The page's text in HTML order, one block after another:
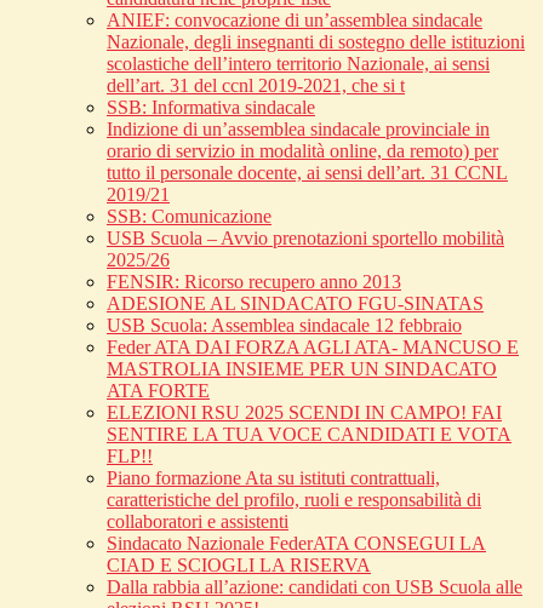
ANIEF: convocazione di un’assemblea sindacale
Nazionale, degli insegnanti di sostegno delle istituzioni
scolastiche dell’intero territorio Nazionale, ai sensi
dell’art. 31 del ccnl 2019-2021, che si t
SSB: Informativa sindacale
Indizione di un’assemblea sindacale provinciale in
orario di servizio in modalità online, da remoto) per
tutto il personale docente, ai sensi dell’art. 31 CCNL
2019/21
SSB: Comunicazione
USB Scuola – Avvio prenotazioni sportello mobilità
2025/26
FENSIR: Ricorso recupero anno 2013
ADESIONE AL SINDACATO FGU-SINATAS
USB Scuola: Assemblea sindacale 12 febbraio
Feder ATA DAI FORZA AGLI ATA- MANCUSO E
MASTROLIA INSIEME PER UN SINDACATO
ATA FORTE
ELEZIONI RSU 2025 SCENDI IN CAMPO! FAI
SENTIRE LA TUA VOCE CANDIDATI E VOTA
FLP!!
Piano formazione Ata su istituti contrattuali,
caratteristiche del profilo, ruoli e responsabilità di
collaboratori e assistenti
Sindacato Nazionale FederATA CONSEGUI LA
CIAD E SCIOGLI LA RISERVA
Dalla rabbia all’azione: candidati con USB Scuola alle